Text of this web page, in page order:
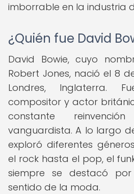
imborrable en la industria
¿Quién fue David
David Bowie, cuyo
Robert Jones, nació el 8
Londres, Inglaterra.
compositor y actor
constante
vanguardista. A lo largo
exploró diferentes
el rock hasta el pop, el
siempre se destacó
sentido de la moda.